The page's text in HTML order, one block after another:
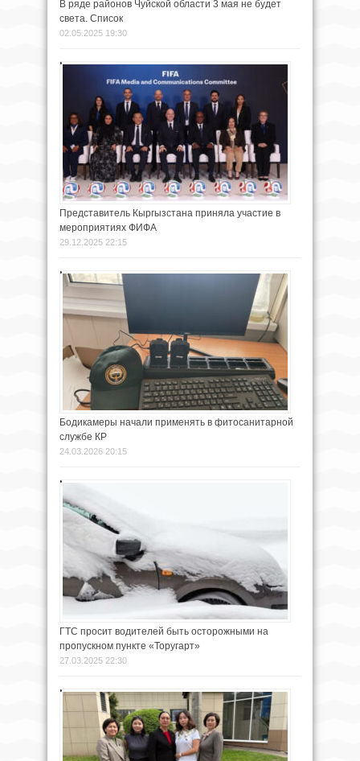
В ряде районов Чуйской области 3 мая не будет
света. Список
02.05.2025 19:30
Представитель Кыргызстана приняла участие в
мероприятиях ФИФА
29.12.2025 22:15
Бодикамеры начали применять в фитосанитарной
службе КР
24.03.2026 20:15
ГТС просит водителей быть осторожными на
пропускном пункте «Торугарт»
27.03.2025 22:30